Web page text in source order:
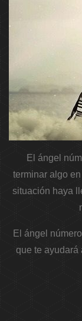
El ángel
terminar algo
situación haya
El ángel
que te ayudará